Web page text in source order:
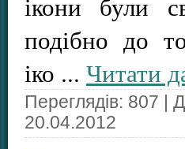
подібно до
іко ... Читати
Переглядів: 807 |
20.04.2012